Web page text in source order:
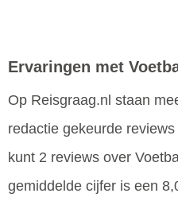
Ervaringen met
Op Reisgraag.nl staan
redactie gekeurde
kunt 2 reviews over
gemiddelde cijfer is een